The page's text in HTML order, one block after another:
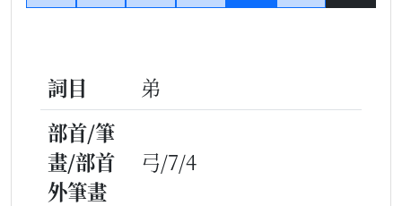
詞目
弟
部首/筆
畫/部首
外筆畫
弓/7/4